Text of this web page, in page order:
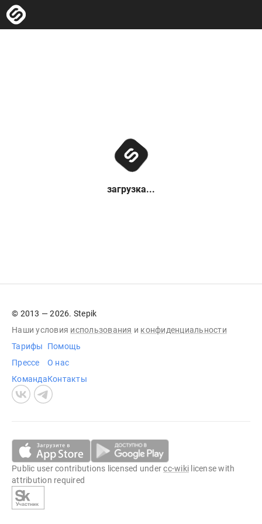
загрузка...
© 2013 — 2026. Stepik
Наши условия использования и конфиденциальности
Тарифы
Прессе
Команда
Помощь
О нас
Контакты
Public user contributions licensed undercc-wiki license with
attribution required